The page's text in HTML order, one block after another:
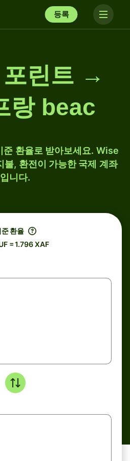
등록
포린트 →
랑 beac
환율로 받아보세요. Wise
불, 환전이 가능한 국제 계좌
입니다.
준 환율
= 1.796 XAF